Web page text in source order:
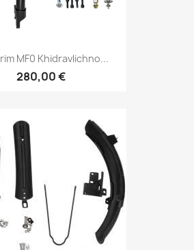
MF0 Khidravlichno...
280,00 €